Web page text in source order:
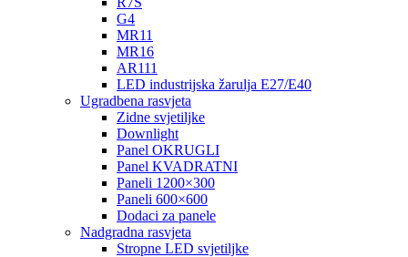
G4
MR11
MR16
AR111
LED industrijska žarulja E27/E40
Ugradbena rasvjeta
Zidne svjetiljke
Downlight
Panel OKRUGLI
Panel KVADRATNI
Paneli 1200×300
Paneli 600×600
Dodaci za panele
Nadgradna rasvjeta
Stropne LED svjetiljke